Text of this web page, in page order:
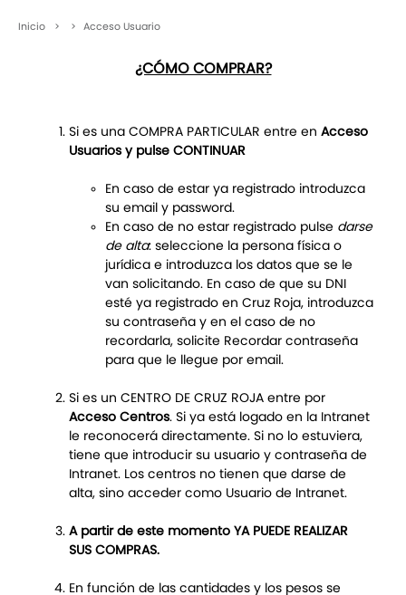
Inicio > > Acceso Usuario
¿CÓMO COMPRAR?
Si es una COMPRA PARTICULAR entre en Acceso
Usuarios y pulse CONTINUAR
En caso de estar ya registrado introduzca
su email y password.
En caso de no estar registrado pulse darse
de alta: seleccione la persona física o
jurídica e introduzca los datos que se le
van solicitando. En caso de que su DNI
esté ya registrado en Cruz Roja, introduzca
su contraseña y en el caso de no
recordarla, solicite Recordar contraseña
para que le llegue por email.
Si es un CENTRO DE CRUZ ROJA entre por
Acceso Centros. Si ya está logado en la Intranet
le reconocerá directamente. Si no lo estuviera,
tiene que introducir su usuario y contraseña de
Intranet. Los centros no tienen que darse de
alta, sino acceder como Usuario de Intranet.
A partir de este momento YA PUEDE REALIZAR
SUS COMPRAS.
En función de las cantidades y los pesos se